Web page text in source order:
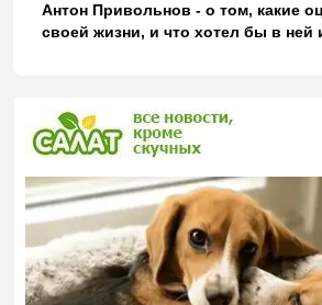
Антон Привольнов - о том, какие
своей жизни, и что хотел бы в ней